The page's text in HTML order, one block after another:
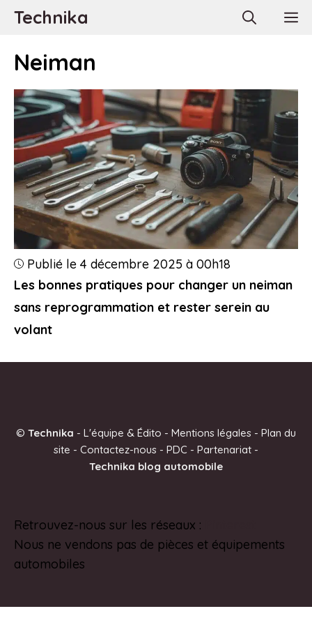
AllerTechnika
Neiman
Les bonnes pratiques pour changer un neiman
sans reprogrammation et rester serein au
volant
Publié le 4 décembre 2025 à 00h18
© Technika - L'équipe & Édito - Mentions légales - Plan du
site - Contactez-nous - PDC - Partenariat -
Technika blog automobile
Retrouvez-nous sur les réseaux :
Nous ne vendons pas de pièces et équipements
automobiles